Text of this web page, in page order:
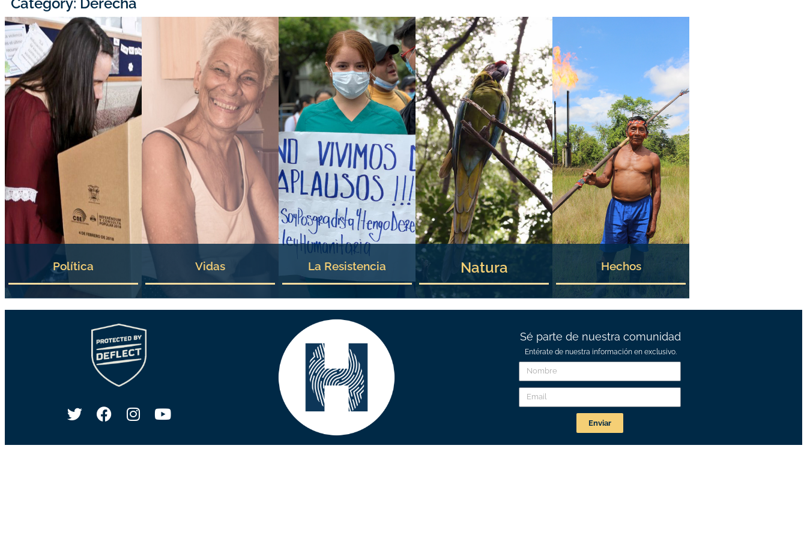
Política Vidas La Resistencia Natura Hechos
Sé parte de nuestra comunidad
Entérate de nuestra información en exclusivo.
Enviar